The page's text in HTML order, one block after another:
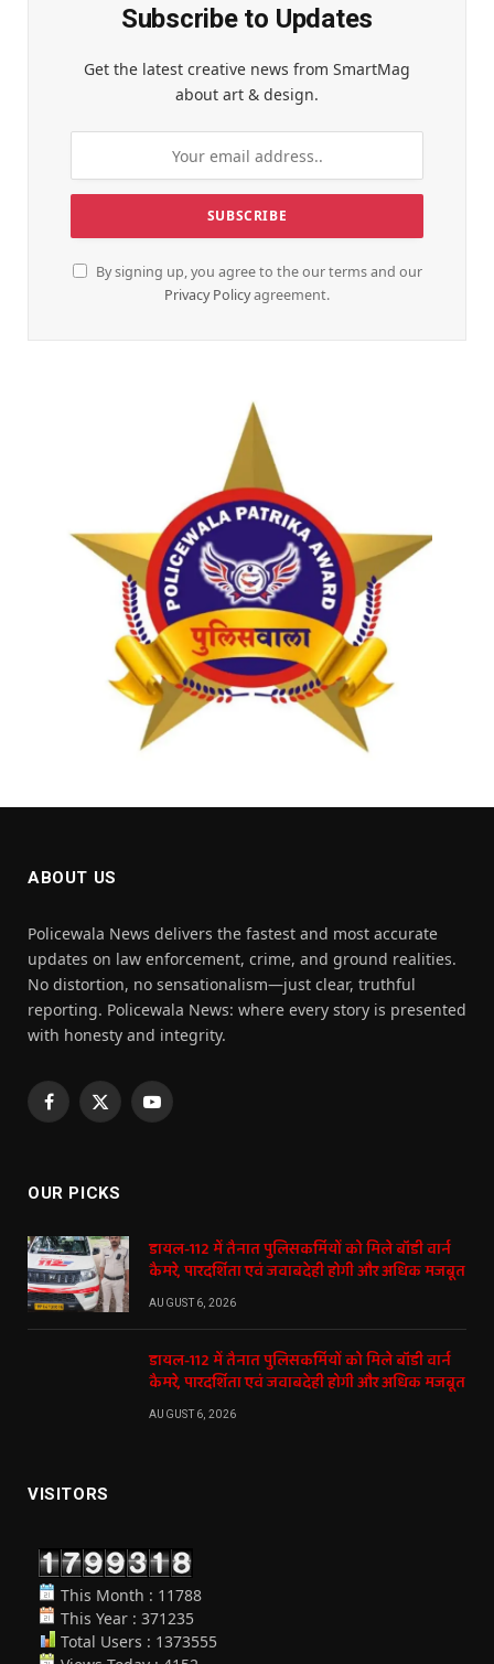
Subscribe to Updates
Get the latest creative news from SmartMag
about art & design.
By signing up, you agree to the our terms and our
Privacy Policyagreement.
ABOUT US
Policewala News delivers the fastest and most accurate
updates on law enforcement, crime, and ground realities.
No distortion, no sensationalism—just clear, truthful
reporting. Policewala News: where every story is presented
with honesty and integrity.
Facebook
X
YouTube
OUR PICKS
डायल-112 में तैनात पुलिसकर्मियों को मिले बॉडी वार्न
कैमरे, पारदर्शिता एवं जवाबदेही होगी और अधिक मजबूत
AUGUST 6, 2026
डायल-112 में तैनात पुलिसकर्मियों को मिले बॉडी वार्न
कैमरे, पारदर्शिता एवं जवाबदेही होगी और अधिक मजबूत
AUGUST 6, 2026
VISITORS
This Month : 11788
This Year : 371235
Total Users : 1373555